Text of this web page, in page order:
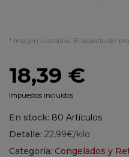
* Imagen ilustrativa. El aspecto del
18,39 €
Impuestos incluidos
En stock: 80 Artículos
Detalle: 22,99€/kilo
Categoría: Congelados y